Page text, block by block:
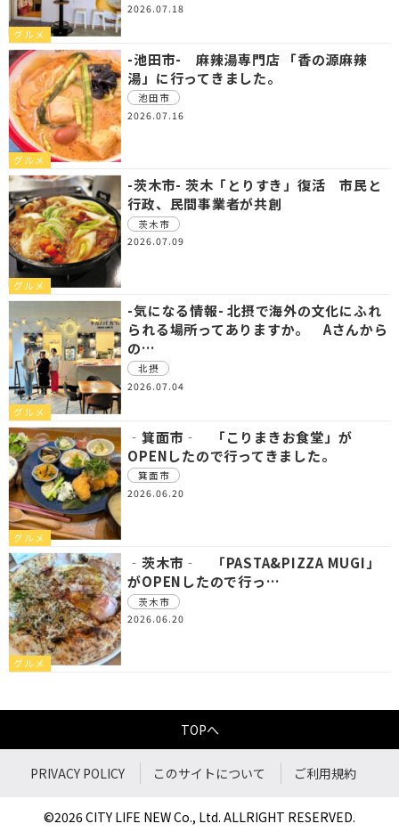
グルメ
2026.07.18
グルメ
-池田市- 麻辣湯専門店 「香の源麻辣
湯」に行ってきました。
池田市
2026.07.16
グルメ
-茨木市- 茨木「とりすき」復活 市民と
行政、民間事業者が共創
茨木市
2026.07.09
グルメ
-気になる情報- 北摂で海外の文化にふれ
られる場所ってありますか。 Aさんから
の…
北摂
2026.07.04
グルメ
‐箕面市‐ 「こりまきお食堂」が
OPENしたので行ってきました。
箕面市
2026.06.20
グルメ
‐茨木市‐ 「PASTA&PIZZA MUGI」
がOPENしたので行っ…
茨木市
2026.06.20
TOPへ
PRIVACY POLICY このサイトについて ご利用規約
©2026 CITY LIFE NEW Co., Ltd. ALLRIGHT RESERVED.